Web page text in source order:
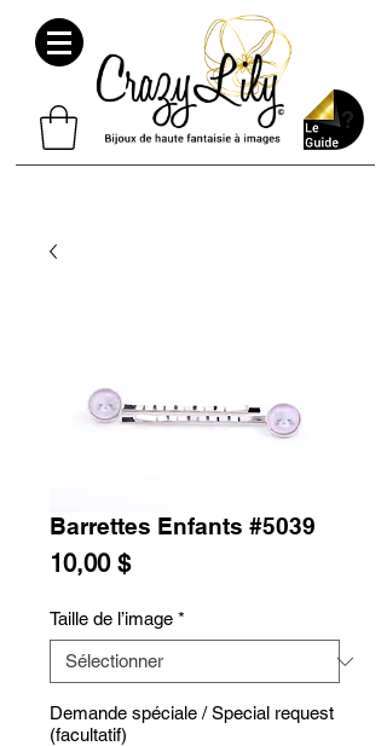
Barrettes Enfants #5039
10,00 $Prix
Taille de l’image *
Demande spéciale / Special request
(facultatif)